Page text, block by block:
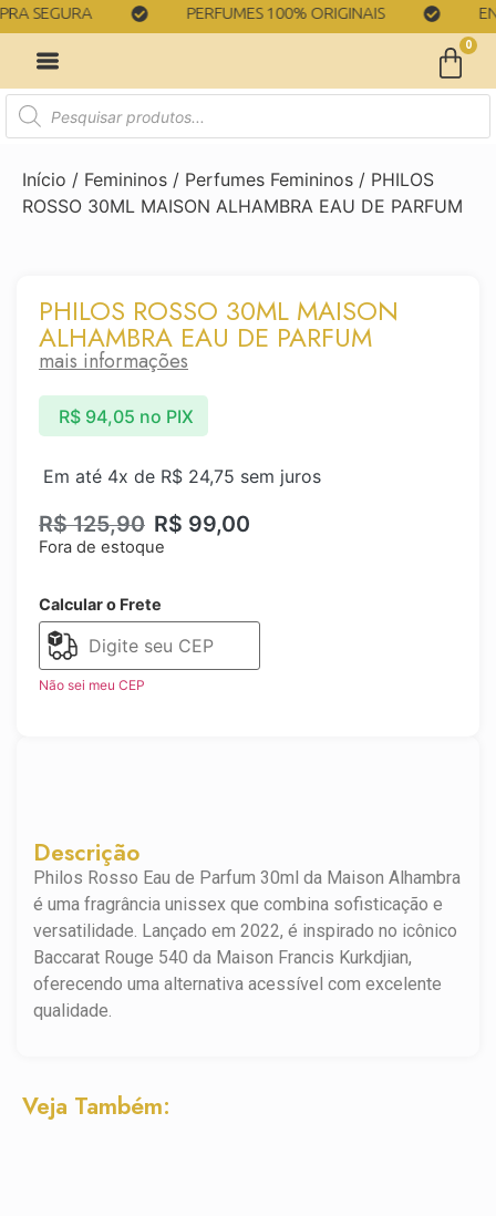
SEGURA PERFUMES 100% ORIGINAIS
0
Início / Femininos / Perfumes Femininos / PHILOS
ROSSO 30ML MAISON ALHAMBRA EAU DE PARFUM
Descrição
Philos Rosso Eau de Parfum 30ml da Maison Alhambra
é uma fragrância unissex que combina sofisticação e
versatilidade. Lançado em 2022, é inspirado no icônico
Baccarat Rouge 540 da Maison Francis Kurkdjian,
oferecendo uma alternativa acessível com excelente
qualidade.
PHILOS ROSSO 30ML MAISON
ALHAMBRA EAU DE PARFUM
mais informações
R$125,90 R$ 99,00
Em até 4x de R$ 24,75 sem juros
R$94,05 no PIX
Fora de estoque
Calcular o Frete
Não sei meu CEP
Veja Também: